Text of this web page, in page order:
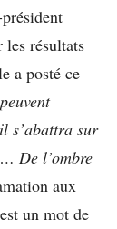
les résultats
a posté ce
s’abattra sur
De l’ombre
aux
un mot de